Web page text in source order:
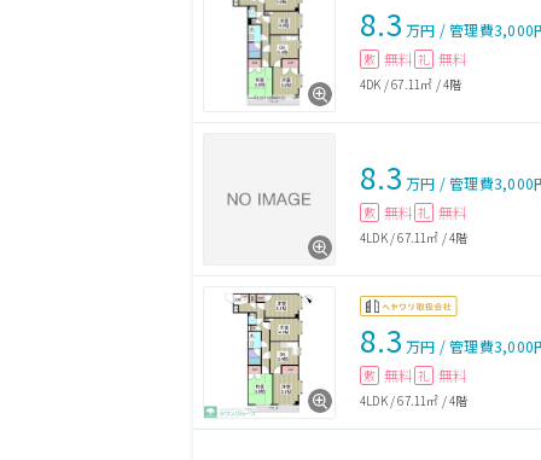
8.3 万円 /管理費3,000
敷 無料 礼 無料
4DK /67.11㎡ /4階
8.3 万円 /管理費3,000
敷 無料 礼 無料
4LDK/67.11㎡ /4階
8.3 万円 /管理費3,000
敷 無料 礼 無料
4LDK/67.11㎡ /4階